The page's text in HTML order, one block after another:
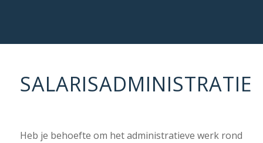
SALARISADMINISTRATIE
Heb je behoefte om het administratieve werk rond